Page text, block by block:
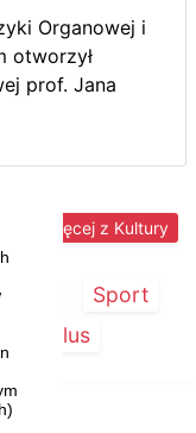
Organowej i
otworzył
prof. Jana
Więcej z Kultury
Sport
Plus